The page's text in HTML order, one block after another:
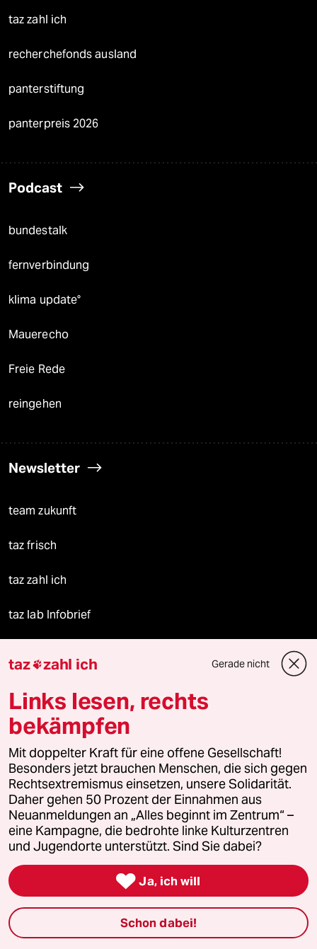
taz zahl ich
recherchefonds ausland
panterstiftung
panterpreis 2026
Podcast
bundestalk
fernverbindung
klima update°
Mauerecho
Freie Rede
reingehen
Newsletter
team zukunft
taz frisch
taz zahl ich
taz lab Infobrief
Demnächst
Vor Ort
Live im Stream
Vergangene
Mehr taz Lesestoff
taz zahl ich Gerade nicht
Links lesen, rechts
bekämpfen
Mit doppelter Kraft für eine offene Gesellschaft!
Besonders jetzt brauchen Menschen, die sich gegen
Rechtsextremismus einsetzen, unsere Solidarität.
Daher gehen 50 Prozent der Einnahmen aus
Neuanmeldungen an „Alles beginnt im Zentrum“ –
eine Kampagne, die bedrohte linke Kulturzentren
und Jugendorte unterstützt. Sind Sie dabei?
 Ja, ich will
Schon dabei!